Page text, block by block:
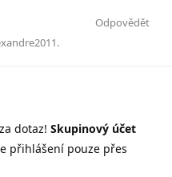
Odpovědět
.
dotaz! Skupinový účet
přihlášení pouze přes